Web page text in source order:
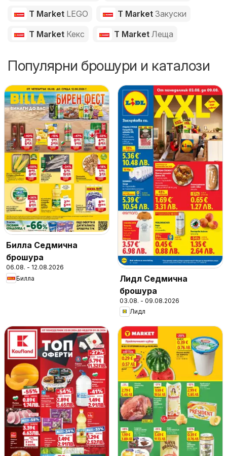
T Market LEGO T Market Закуски
T Market Кекс T Market Леща
Популярни брошури и каталози
Билла Седмична
брошура
06.08. - 12.08.2026
Билла
Лидл Седмична
брошура
03.08. - 09.08.2026
Лидл